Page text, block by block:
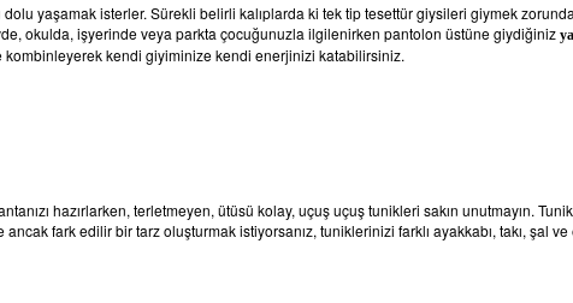
yaşamak isterler. Sürekli belirli kalıplarda ki tek tip tesettür giysileri giymek
okulda, işyerinde veya parkta çocuğunuzla ilgilenirken pantolon üstüne giydiğiniz
kombinleyerek kendi giyiminize kendi enerjinizi katabilirsiniz.
hazırlarken, terletmeyen, ütüsü kolay, uçuş uçuş tunikleri sakın unutmayın.
fark edilir bir tarz oluşturmak istiyorsanız, tuniklerinizi farklı ayakkabı, takı, şal